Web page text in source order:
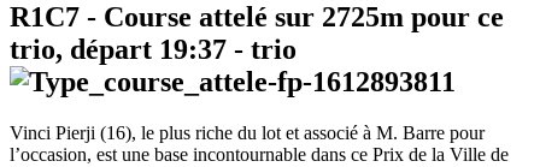
R1C7 - Course attelé sur 2725m pour ce
trio, départ 19:37 - trio
Vinci Pierji (16), le plus riche du lot et associé à M. Barre pour
l’occasion, est une base incontournable dans ce Prix de la Ville de